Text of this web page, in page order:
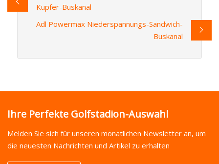
Kupfer-Buskanal
Adl Powermax Niederspannungs-Sandwich-
Buskanal
Ihre Perfekte Golfstadion-Auswahl
Melden Sie sich für unseren monatlichen Newsletter an, um
die neuesten Nachrichten und Artikel zu erhalten